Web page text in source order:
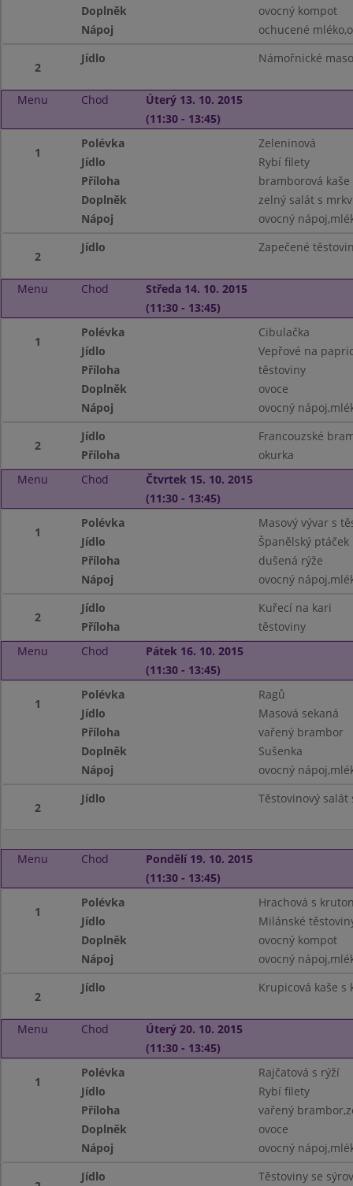
Doplněk
ovocný kompot
Nápoj
ochucené
2
Jídlo Námořnické
Menu Chod
Úterý 13. 10. 2015
(11:30 - 13:45)
1
Polévka
Zeleninová
Jídlo
Rybí filety
Příloha
bramborová kaše
Doplněk
zelný salát s
Nápoj
ovocný
2
Jídlo Zapečené
Menu Chod
Středa 14. 10. 2015
(11:30 - 13:45)
1
Polévka
Cibulačka
Jídlo
Vepřové na
Příloha
těstoviny
Doplněk
ovoce
Nápoj
ovocný
2
Jídlo
Francouzské
Příloha
okurka
Menu
Chod
Čtvrtek 15. 10. 2015
(11:30 - 13:45)
1
Polévka
Masový vývar s
Jídlo
Španělský ptáček
Příloha
dušená rýže
Nápoj
ovocný
2
Jídlo
Kuřecí na kari
Příloha
těstoviny
Menu
Chod
Pátek 16. 10. 2015
(11:30 - 13:45)
1
Polévka
Ragů
Jídlo
Masová sekaná
Příloha
vařený brambor
Doplněk
Sušenka
Nápoj
ovocný
2
Jídlo Těstovinový
Menu Chod
Pondělí 19. 10. 2015
(11:30 - 13:45)
1
Polévka
Hrachová s
Jídlo
Milánské
Doplněk
ovocný kompot
Nápoj
ovocný
2
Jídlo Krupicová kaše s
Menu Chod
Úterý 20. 10. 2015
(11:30 - 13:45)
1
Polévka
Rajčatová s rýží
Jídlo
Rybí filety
Příloha
vařený
Doplněk
ovoce
Nápoj
ovocný
Jídlo Těstoviny se